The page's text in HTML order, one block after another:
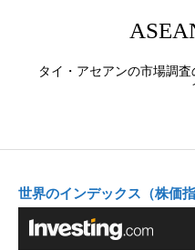
タイ・アセアンの市場調
世界のインデックス（株価指